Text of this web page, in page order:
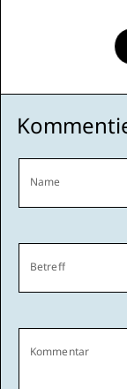
Name
Betreff
Kommentar